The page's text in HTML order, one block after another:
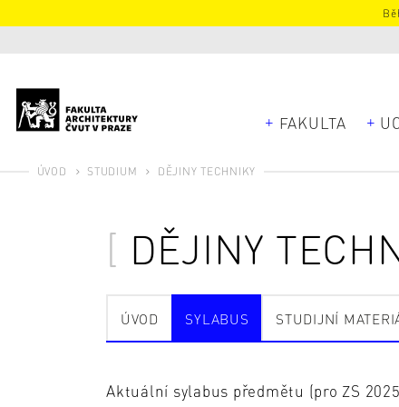
FAKULTA
ÚVOD STUDIUM DĚJINY TECHNIKY
DĚJINY
ÚVOD SYLABUS STUDIJNÍ
Aktuální sylabus předmětu (pro ZS